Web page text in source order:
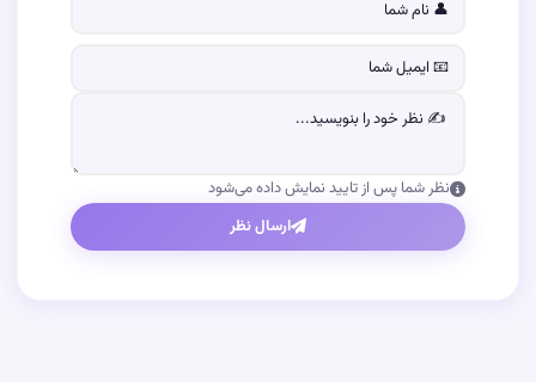
نظر شما پس از تایید نمایش داده می‌شود
ارسال نظر